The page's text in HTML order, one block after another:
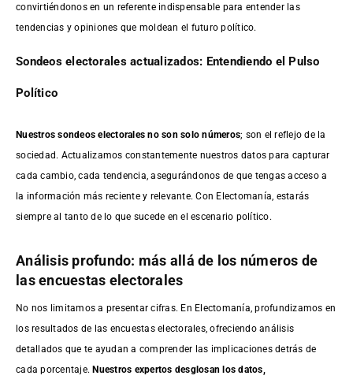
convirtiéndonos en un referente indispensable para entender las
tendencias y opiniones que moldean el futuro político.
Sondeos electorales actualizados: Entendiendo el Pulso
Político
Nuestros sondeos electorales no son solo números; son el reflejo de la
sociedad. Actualizamos constantemente nuestros datos para capturar
cada cambio, cada tendencia, asegurándonos de que tengas acceso a
la información más reciente y relevante. Con Electomanía, estarás
siempre al tanto de lo que sucede en el escenario político.
Análisis profundo: más allá de los números de
las encuestas electorales
No nos limitamos a presentar cifras. En Electomanía, profundizamos en
los resultados de las encuestas electorales, ofreciendo análisis
detallados que te ayudan a comprender las implicaciones detrás de
cada porcentaje.Nuestros expertos desglosan los datos,